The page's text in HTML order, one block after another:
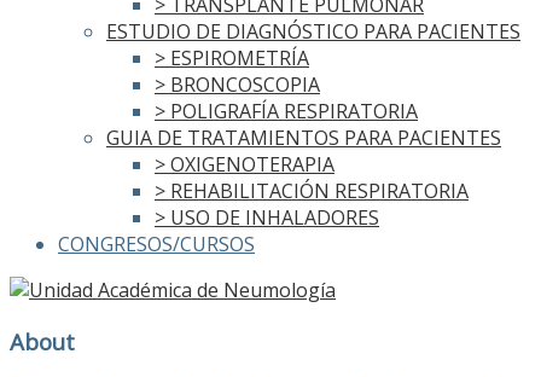
ESTUDIO DE DIAGNÓSTICO PARA PACIENTES
> ESPIROMETRÍA
> BRONCOSCOPIA
> POLIGRAFÍA RESPIRATORIA
GUIA DE TRATAMIENTOS PARA PACIENTES
> OXIGENOTERAPIA
> REHABILITACIÓN RESPIRATORIA
> USO DE INHALADORES
CONGRESOS/CURSOS
About